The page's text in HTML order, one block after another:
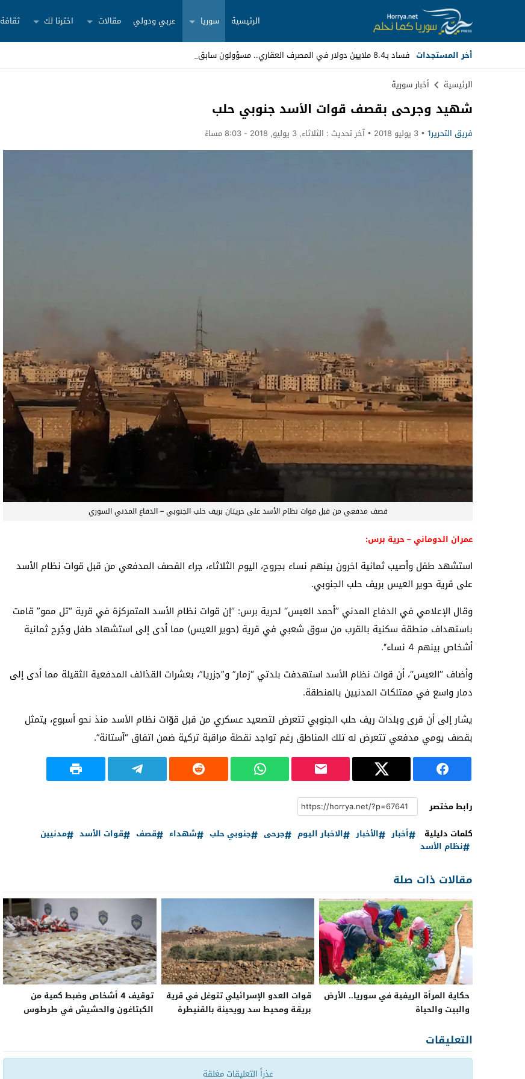
الرئيسية سوريا عربي ودولي مقالات اخترنا لك ثقافة
أخر المستجدات فساد بـ8.4 ملايين دولار في المصرف العقاري.. مسؤولون سابقون أمام _
Stop
Previous
Next
الرئيسية أخبار سورية
شهيد وجرحى بقصف قوات الأسد جنوبي حلب
فريق التحرير1 3 يوليو 2018 آخر تحديث : الثلاثاء, 3 يوليو, 2018 - 8:03 مساءً
قصف مدفعي من قبل قوات نظام الأسد على حريتان بريف حلب الجنوبي – الدفاع المدني السوري
عمران الدوماني – حرية برس:
استشهد طفل وأصيب ثمانية اخرون بينهم نساء بجروح، اليوم الثلاثاء، جراء القصف المدفعي من قبل قوات نظام الأسد
على قرية حوير العيس بريف حلب الجنوبي.
وقال الإعلامي في الدفاع المدني ’’أحمد العيس‘‘ لحرية برس: ’’إن قوات نظام الأسد المتمركزة في قرية “تل ممو” قامت
باستهداف منطقة سكنية بالقرب من سوق شعبي في قرية (حوير العيس) مما أدى إلى استشهاد طفل وجُرح ثمانية
أشخاص بينهم 4 نساء‘‘.
وأضاف ’’العيس‘‘، أن قوات نظام الأسد استهدفت بلدتي “زمار” و”جزريا”، بعشرات القذائف المدفعية الثقيلة مما أدى إلى
دمار واسع في ممتلكات المدنيين بالمنطقة.
يشار إلى أن قرى وبلدات ريف حلب الجنوبي تتعرض لتصعيد عسكري من قبل قوّات نظام الأسد منذ نحو أسبوع، يتمثل
بقصف يومي مدفعي تتعرض له تلك المناطق رغم تواجد نقطة مراقبة تركية ضمن اتفاق “آستانة”.
رابط مختصر
كلمات دليلية
أخبار الأخبار الاخبار اليوم جرحى جنوبي حلب شهداء قصف قوات الأسد
مدنيين
نظام الأسد
مقالات ذات صلة
حكاية المرأة الريفية في سوريا.. الأرض
والبيت والحياة
قوات العدو الإسرائيلي تتوغل في قرية
بريقة ومحيط سد رويحينة بالقنيطرة
توقيف 4 أشخاص وضبط كمية من
الكبتاغون والحشيش في طرطوس
التعليقات
عذراً التعليقات مغلقة